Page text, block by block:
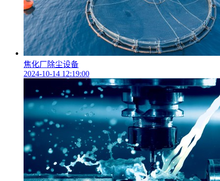
焦化厂除尘设备
2024-10-14 12:19:00